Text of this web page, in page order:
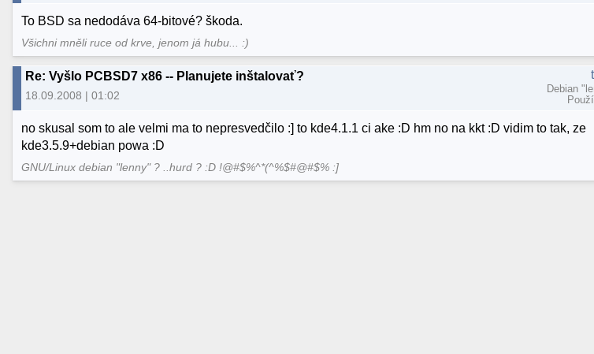
To BSD sa nedodáva 64-bitové? škoda.
Všichni mněli ruce od krve, jenom já hubu... :)
Re: Vyšlo PCBSD7 x86 -- Planujete inštalovať?
18.09.2008 | 01:02
Debian
no skusal som to ale velmi ma to nepresvedčilo :] to kde4.1.1 ci ake :D hm no na kkt :D vidim to tak, ze
kde3.5.9+debian powa :D
GNU/Linux debian "lenny" ? ..hurd ? :D !@#$%^*(^%$#@#$% :]